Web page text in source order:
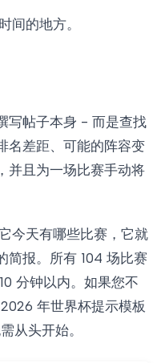
间的地方。
写帖子本身 - 而是查找
名差距、可能的阵容变
并且为一场比赛手动将
今天有哪些比赛，它就
简报。所有 104 场比赛
分钟以内。如果您不
年世界杯提示模板
从头开始。